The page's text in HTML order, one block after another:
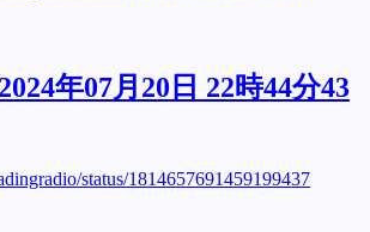
年07月20日 22時44分43
status/1814657691459199437